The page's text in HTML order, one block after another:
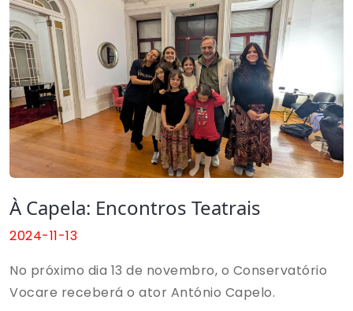
À Capela: Encontros Teatrais
2024-11-13
No próximo dia 13 de novembro, o Conservatório
Vocare receberá o ator António Capelo.